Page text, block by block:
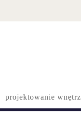
projektowanie wnętrz